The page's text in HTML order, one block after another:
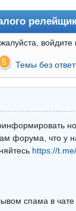
войдите
5 Темы без
форума, что у
https://
спама в